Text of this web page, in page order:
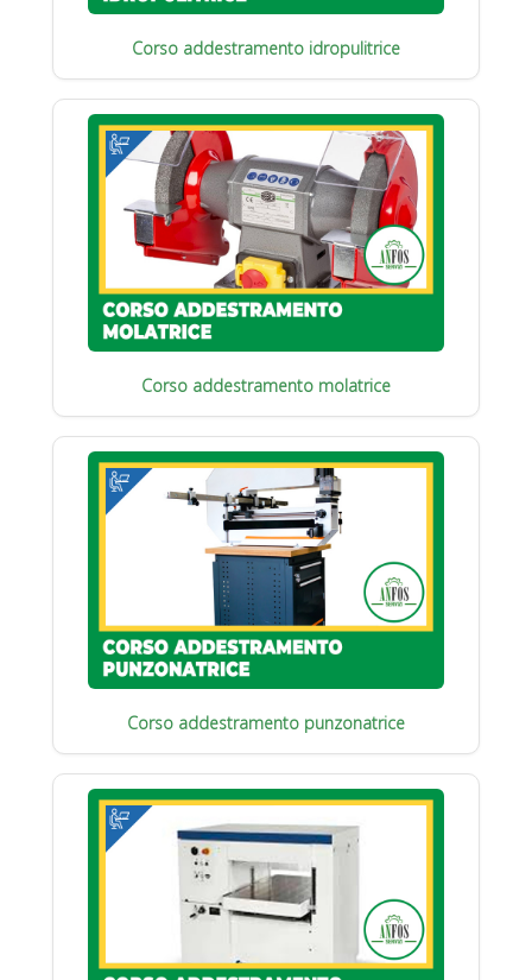
Corso addestramento idropulitrice
Corso addestramento molatrice
Corso addestramento punzonatrice